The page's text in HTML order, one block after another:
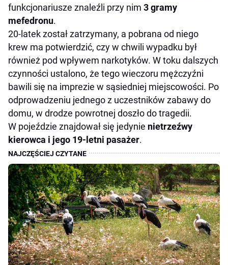
funkcjonariusze znaleźli przy nim 3 gramy
mefedronu.
20-latek został zatrzymany, a pobrana od niego
krew ma potwierdzić, czy w chwili wypadku był
również pod wpływem narkotyków. W toku dalszych
czynności ustalono, że tego wieczoru mężczyźni
bawili się na imprezie w sąsiedniej miejscowości. Po
odprowadzeniu jednego z uczestników zabawy do
domu, w drodze powrotnej doszło do tragedii.
W pojeździe znajdował się jedynie nietrzeźwy
kierowca i jego 19-letni pasażer.